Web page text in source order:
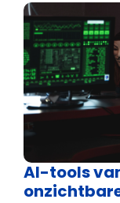
AI-tools